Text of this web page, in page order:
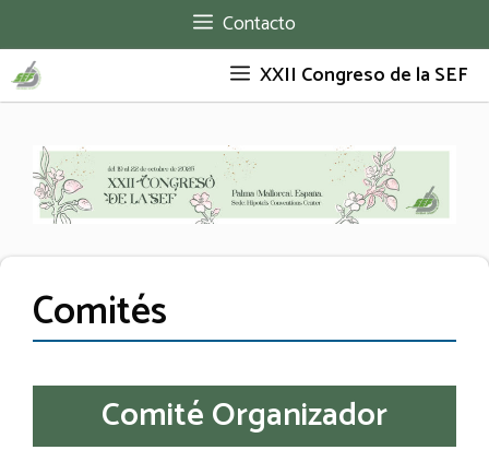
al
contenido
Contacto
XXII Congreso de la SEF
Comités
Comité Organizador